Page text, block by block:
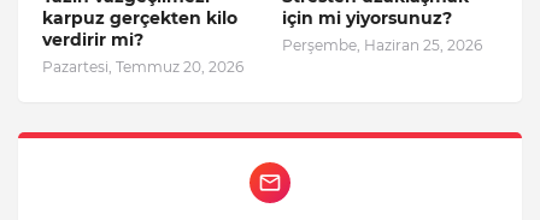
karpuz gerçekten kilo
verdirir mi?
Pazartesi, Temmuz 20, 2026
için mi yiyorsunuz?
Perşembe, Haziran 25, 2026